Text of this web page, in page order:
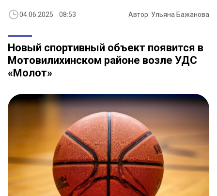
04.06.2025 08:53 Автор: Ульяна Бажанова
Новый спортивный объект появится в
Мотовилихинском районе возле УДС
«Молот»